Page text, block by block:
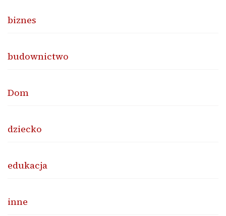
biznes
budownictwo
Dom
dziecko
edukacja
inne